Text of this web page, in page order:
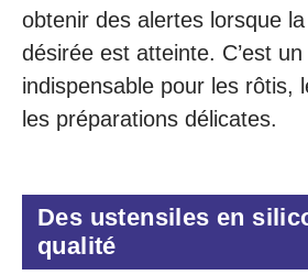
obtenir des alertes lorsque
désirée est atteinte. C’est un
indispensable pour les rôtis,
les préparations délicates.
Des ustensiles en
qualité